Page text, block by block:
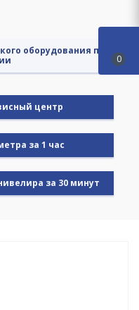
оборудования по
центр
за 1 час
за 30 минут
0